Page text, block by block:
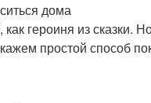
дома
героиня из сказки.
простой способ